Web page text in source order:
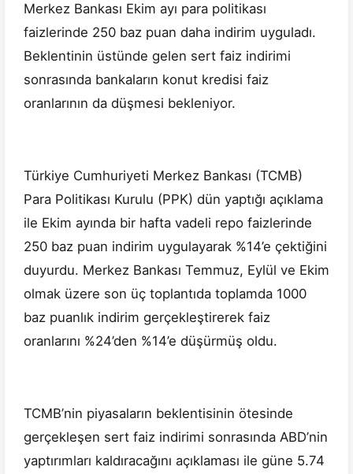
Merkez Bankası Ekim ayı para politikası
faizlerinde 250 baz puan daha indirim uyguladı.
Beklentinin üstünde gelen sert faiz indirimi
sonrasında bankaların konut kredisi faiz
oranlarının da düşmesi bekleniyor.
Türkiye Cumhuriyeti Merkez Bankası (TCMB)
Para Politikası Kurulu (PPK) dün yaptığı açıklama
ile Ekim ayında bir hafta vadeli repo faizlerinde
250 baz puan indirim uygulayarak %14’e çektiğini
duyurdu. Merkez Bankası Temmuz, Eylül ve Ekim
olmak üzere son üç toplantıda toplamda 1000
baz puanlık indirim gerçekleştirerek faiz
oranlarını %24’den %14’e düşürmüş oldu.
TCMB’nin piyasaların beklentisinin ötesinde
gerçekleşen sert faiz indirimi sonrasında ABD’nin
yaptırımları kaldıracağını açıklaması ile güne 5.74